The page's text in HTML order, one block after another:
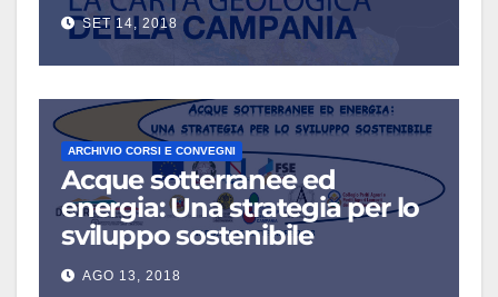
SET 14, 2018
ARCHIVIO CORSI E CONVEGNI
Acque sotterranee ed
energia: Una strategia per lo
sviluppo sostenibile
AGO 13, 2018